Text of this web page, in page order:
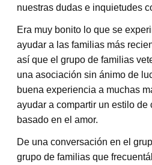
nuestras dudas e inquietudes
Era muy bonito lo que se
ayudar a las familias más
así que el grupo de familias
una asociación sin ánimo de
buena experiencia a muchas
ayudar a compartir un estilo de
basado en el amor.
De una conversación en el
grupo de familias que